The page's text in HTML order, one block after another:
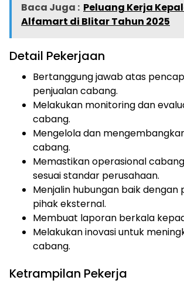
Baca Juga : Peluang Kerja
Alfamart di Blitar Tahun 2025
Detail Pekerjaan
Bertanggung jawab atas
penjualan cabang.
Melakukan monitoring dan
cabang.
Mengelola dan
cabang.
Memastikan operasional
sesuai standar perusahaan.
Menjalin hubungan baik dengan
pihak eksternal.
Membuat laporan berkala
Melakukan inovasi untuk
cabang.
Ketrampilan Pekerja